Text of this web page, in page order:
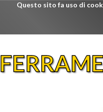
Questo sito fa uso di